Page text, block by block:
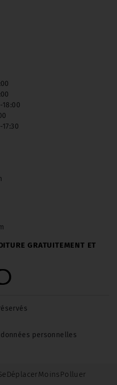
18:00
GRATUITEMENT ET
personnelles